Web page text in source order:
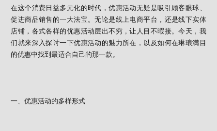
在这个消费日益多元化的时代，优惠活动无疑是吸引顾客眼球、
促进商品销售的一大法宝。无论是线上电商平台，还是线下实体
店铺，各式各样的优惠活动层出不穷，让人目不暇接。今天，我
们就来深入探讨一下优惠活动的魅力所在，以及如何在琳琅满目
的优惠中找到最适合自己的那一款。
一、优惠活动的多样形式